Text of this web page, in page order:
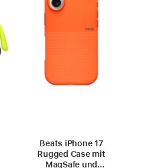
Beats iPhone 17
Rugged Case mit
MagSafe und